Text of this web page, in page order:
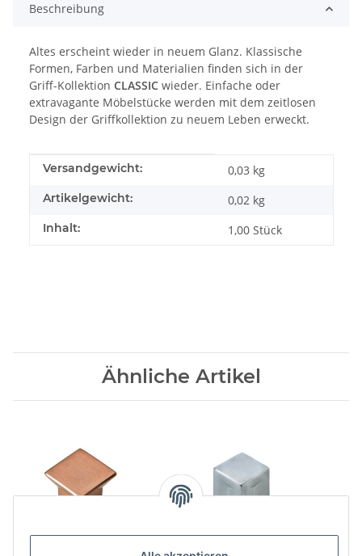
Beschreibung
Altes erscheint wieder in neuem Glanz. Klassische
Formen, Farben und Materialien finden sich in der
Griff-Kollektion CLASSIC wieder. Einfache oder
extravagante Möbelstücke werden mit dem zeitlosen
Design der Griffkollektion zu neuem Leben erweckt.
Produkteigenschaft
Wert
Versandgewicht: 0,03 kg
Artikelgewicht: 0,02 kg
Inhalt: 1,00 Stück
Ähnliche Artikel